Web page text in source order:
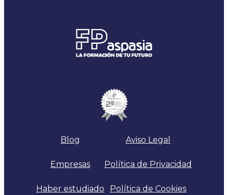
Blog
Empresas
Haber estudiado
Aviso Legal
Política de Privacidad
Política de Cookies